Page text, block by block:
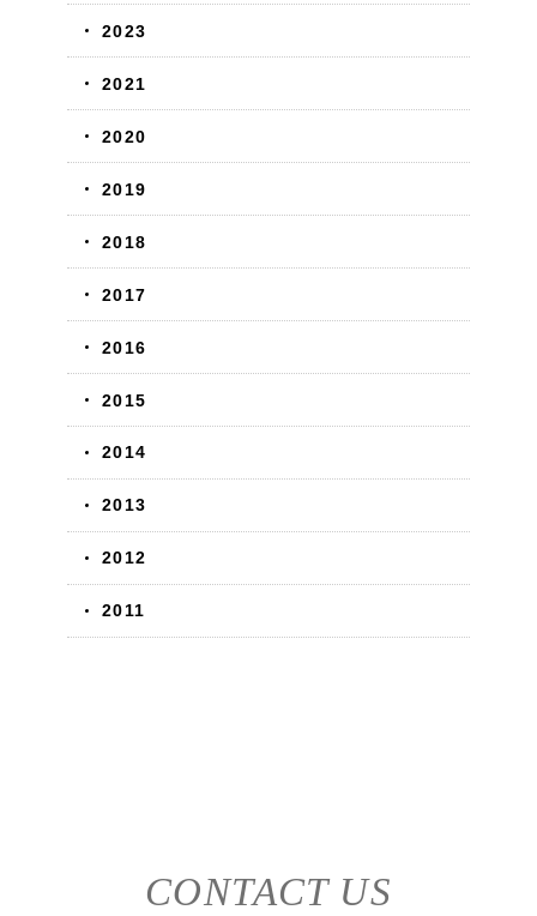
2023
2021
2020
2019
2018
2017
2016
2015
2014
2013
2012
2011
CONTACT US